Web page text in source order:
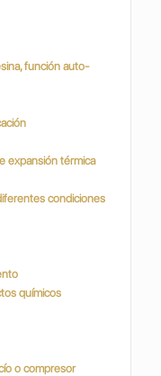
función auto-
expansión térmica
condiciones
químicos
o compresor